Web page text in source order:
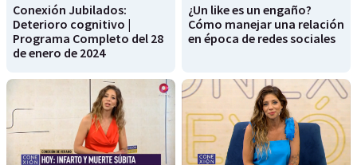
Conexión Jubilados:
Deterioro cognitivo |
Programa Completo del 28
de enero de 2024
¿Un like es un engaño?
Cómo manejar una relación
en época de redes sociales